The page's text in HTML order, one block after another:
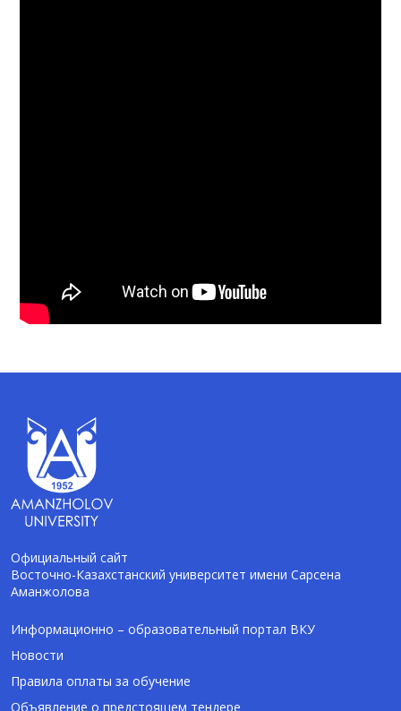
Официальный сайт
Восточно-Казахстанский университет имени Сарсена
Аманжолова
Информационно – образовательный портал ВКУ
Новости
Правила оплаты за обучение
Объявление о предстоящем тендере
Помощник Amanzholov University
Здравствуйте! Я AI-Talapker — помощник
ВКУ им. Сарсена Аманжолова (ВКУ). Отвечу
на вопросы о поступлении в бакалавриат,